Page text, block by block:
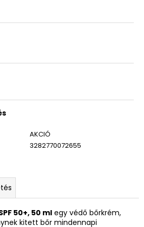
AKCIÓ
3282770072655
50+, 50 mlegy védő bőrkrém,
kitett bőr mindennapi